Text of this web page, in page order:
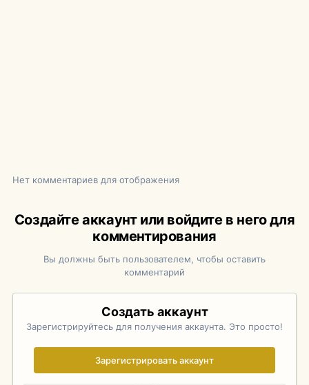
Нет комментариев для отображения
Создайте аккаунт или войдите в него для
комментирования
Вы должны быть пользователем, чтобы оставить
комментарий
Создать аккаунт
Зарегистрируйтесь для получения аккаунта. Это просто!
Зарегистрировать аккаунт